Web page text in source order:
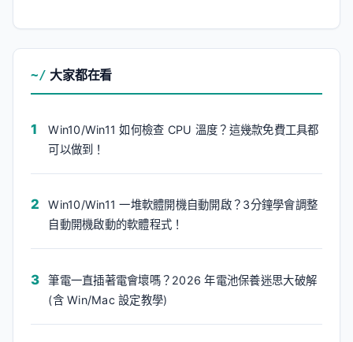
大家都在看
Win10/Win11 如何檢查 CPU 溫度？這幾款免費工具都
可以做到！
Win10/Win11 一堆軟體開機自動開啟？3分鐘學會調整
自動開機啟動的軟體程式！
筆電一直插著電會壞嗎？2026 年電池保養迷思大破解
(含 Win/Mac 設定教學)